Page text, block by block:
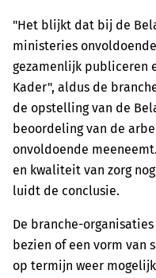
"Het blijkt dat bij de
ministeries
gezamenlijk publiceren
Kader", aldus de
de opstelling van de
beoordeling van de
onvoldoende
en kwaliteit van zorg
luidt de conclusie.
De branche-
bezien of een vorm van
op termijn weer